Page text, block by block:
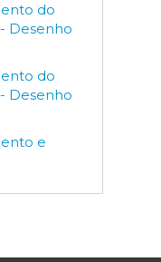
do
Desenho
do
Desenho
e